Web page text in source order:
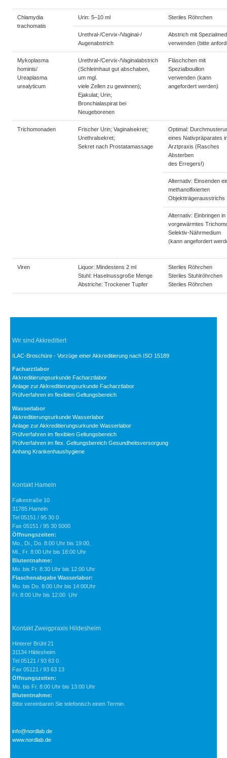
Chlamydia
trachomatis
Urin: 5–10 ml Steriles Röhrchen
Urethral-/Cervix-/Vaginal-/
Augenabstrich
Abstrich mit
verwenden (bitte
Mykoplasma
hominis/
Ureaplasma
urealyticum
Urethral-/Cervix-/Vaginalabstrich
(Schleimhaut gut abschaben,
um mgl.
viele Zellen zu gewinnen);
Ejakulat; Urin;
Bronchialaspirat bei
Neugeborenen
Fläschchen mit
Spezialbouillon
verwenden (kann
angefordert werden)
Trichomonaden
Frischer Urin; Vaginalsekret;
Urethralsekret;
Sekret nach Prostatamassage
Optimal:
eines Nativpräparates
Arztpraxis (Rasches
Absterben
des Erregers!)
Alternativ: Einsenden
methanolfixierten
Objektträgerausstrichs
Alternativ: Einbringen in
vorgewärmtes
Selektiv-Nährmedium
(kann angefordert
Viren
Liquor: Mindestens 2 ml
Stuhl: Haselnussgroße Menge
Abstriche: Trockener Tupfer
Steriles Röhrchen
Steriles Stuhlröhrchen
Steriles Röhrchen
Wir sind Akkreditiert
ILAC-Broschüre - Vorzüge einer Akkreditierung nach ISO 15189
Facharztlabor
Akkreditierungsurkunde Facharztlabor
Anlage zur Akkreditierungsurkunde Facharztlabor
Prüfverfahren im flexiblen Geltungsbereich
Wasserlabor
Akkreditierungsurkunde Wasserlabor
Anlage zur Akkreditierungsurkunde Wasserlabor
Prüfverfahren im flexiblen Geltungsbereich
Prüfverfahren im flex. Geltungsbereich Gesundheitsversorgung
Anhang Krankenhaushygiene
Kontakt Hameln
Falkestraße 10
31785 Hameln
Tel 05151 / 95 30 0
Fax 05151 / 95 30 5000
Öffnungszeiten:
Mo., Di., Do. 8:00 Uhr bis 19:00,
Mi., Fr. 8:00 Uhr bis 18:00 Uhr
Blutentnahme:
Mo. bis Fr. 8:30 Uhr bis 12:00 Uhr
Flaschenabgabe Wasserlabor:
Mo. bis Do. 8:00 Uhr bis 14:00Uhr
Fr. 8:00 Uhr bis 12:00 Uhr
Kontakt Zweigpraxis Hildesheim
Hinterer Brühl 21
31134 Hildesheim
Tel 05121 / 93 63 0
Fax 05121 / 93 63 13
Öffnungszeiten:
Mo. bis Fr. 8:00 Uhr bis 13:00 Uhr
Blutentnahme:
Bitte vereinbaren Sie telefonisch einen Termin.
info@nordlab.de
www.nordlab.de